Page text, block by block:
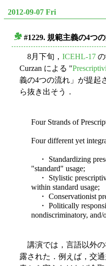
2012-09-07 Fri
#1229. 規範主義の4つ
8月下旬， ICEHL-17
Curzan による "
義の4つの流れ」が提起
ら抜き出そう．
Four Strands of
Four different yet
・ Standardizing
"standard" usage;
・ Stylistic
within standard usage;
・ Conservationist
・ Politically
nondiscriminatory, and/
講演では，言語以外の
露された．例えば，交